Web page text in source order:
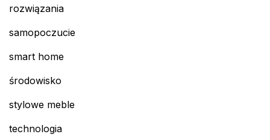
rozwiązania
samopoczucie
smart home
środowisko
stylowe meble
technologia